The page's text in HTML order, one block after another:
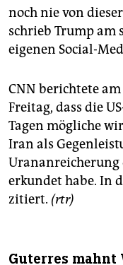
noch nie von
schrieb Trump am
eigenen Social-
CNN berichtete
Freitag, dass die
Tagen mögliche
Iran als
Urananreicherung
erkundet habe. In
zitiert. (rtr)
Guterres mahnt